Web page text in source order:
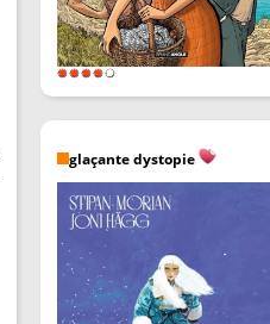
glaçante dystopie